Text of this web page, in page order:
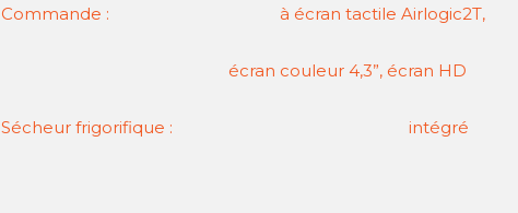
Commande : à écran tactile Airlogic2T,
écran couleur 4,3”, écran HD
Sécheur frigorifique : intégré